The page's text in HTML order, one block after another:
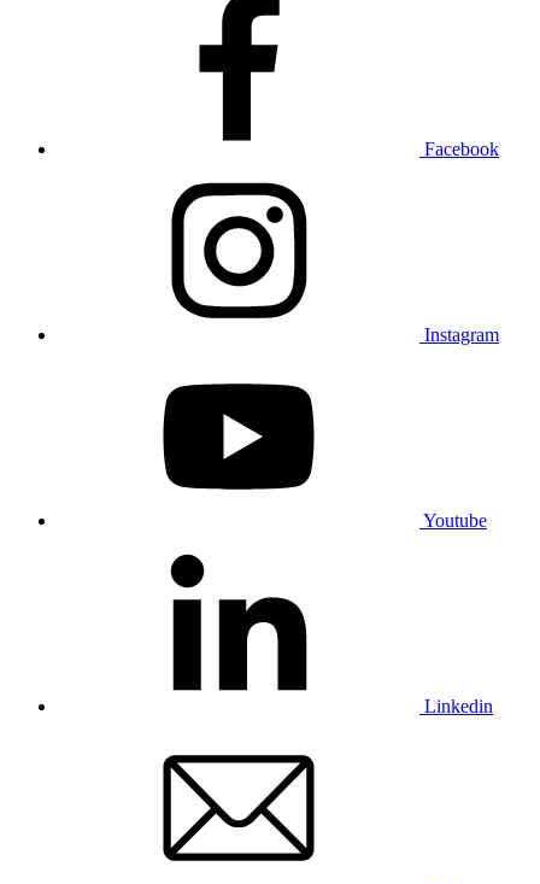
Facebook
Instagram
Youtube
Linkedin